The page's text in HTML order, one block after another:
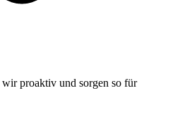
proaktiv und sorgen so für